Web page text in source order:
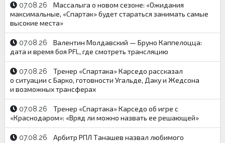
07.08.26
Массалыга о новом сезоне: «Ожидания
максимальные, «Спартак» будет стараться занимать самые
высокие места»
07.08.26
Валентин Молдавский — Бруно Каппелоцца:
дата и время боя PFL, где смотреть трансляцию
07.08.26
Тренер «Спартака» Карседо рассказал
о ситуации с Барко, готовности Угальде, Даку и Жедсона
и возможных трансферах
07.08.26
Тренер «Спартака» Карседо об игре с
«Краснодаром»: «Вряд ли можно назвать ее решающей»
07.08.26
Арбитр РПЛ Танашев назвал любимого